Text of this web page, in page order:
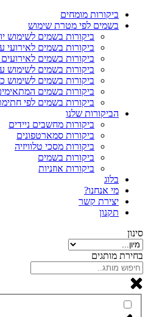
ביקורות מומחים
בשמים לפי מטרת שימוש
ביקורות בשמים לשימוש
ביקורות בשמים לאירועי
ביקורות בשמים לאירועים
ביקורות בשמים לשימוש
ביקורות בשמים לשימוש
ביקורות בשמים
ביקורות בשמים לפי
הביקורות שלנו
ביקורות מחשבים ניידים
ביקורות סמארטפונים
ביקורות מסכי טלוויזיה
ביקורות בשמים
ביקורות אוזניות
בלוג
מי אנחנו?
יצירת קשר
תקנון
סינון
בחירת מותגים